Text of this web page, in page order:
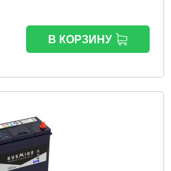
В КОРЗИНУ